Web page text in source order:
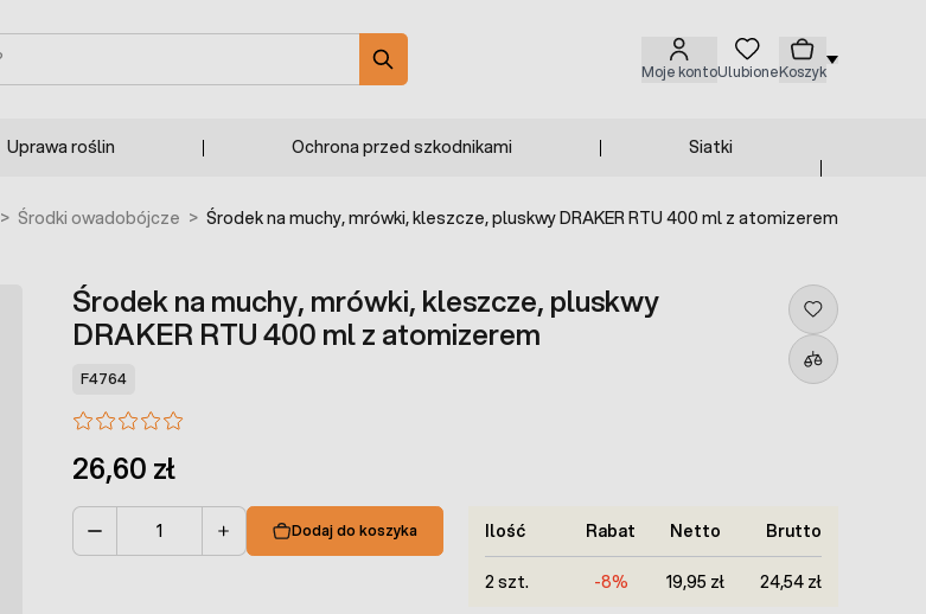
Moje kontoUlubioneKoszyk
Uprawa roślin Ochrona przed szkodnikami Siatki
> Środki owadobójcze > Środek na muchy, mrówki, kleszcze, pluskwy DRAKER RTU 400 ml z atomizerem
Środek na muchy, mrówki, kleszcze, pluskwy
DRAKER RTU 400 ml z atomizerem
F4764
26,60 zł
Dodaj do koszyka Ilość Rabat Netto Brutto
2 szt. -8% 19,95 zł 24,54 zł